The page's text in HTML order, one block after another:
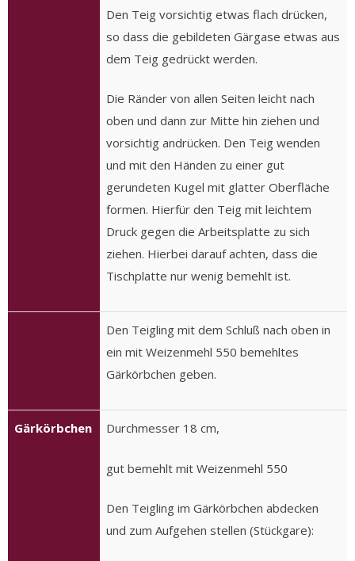
Den Teig vorsichtig etwas flach drücken,
so dass die gebildeten Gärgase etwas aus
dem Teig gedrückt werden.
Die Ränder von allen Seiten leicht nach
oben und dann zur Mitte hin ziehen und
vorsichtig andrücken. Den Teig wenden
und mit den Händen zu einer gut
gerundeten Kugel mit glatter Oberfläche
formen. Hierfür den Teig mit leichtem
Druck gegen die Arbeitsplatte zu sich
ziehen. Hierbei darauf achten, dass die
Tischplatte nur wenig bemehlt ist.
Den Teigling mit dem Schluß nach oben in
ein mit Weizenmehl 550 bemehltes
Gärkörbchen geben.
Gärkörbchen Durchmesser 18 cm,
gut bemehlt mit Weizenmehl 550
Den Teigling im Gärkörbchen abdecken
und zum Aufgehen stellen (Stückgare):